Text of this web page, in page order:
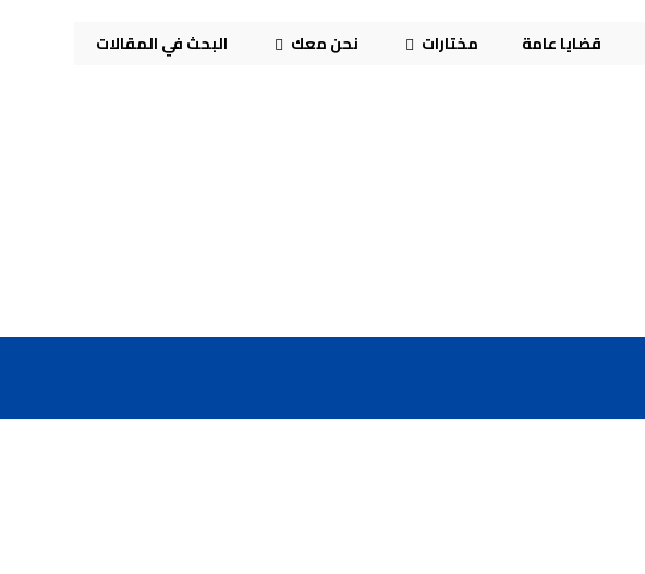
قضايا عامة مختارات نحن معك البحث في المقالات